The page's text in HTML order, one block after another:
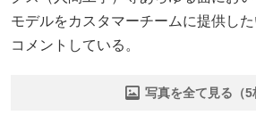
モデルをカスタマーチームに提供し
コメントしている。
写真を全て見る（5